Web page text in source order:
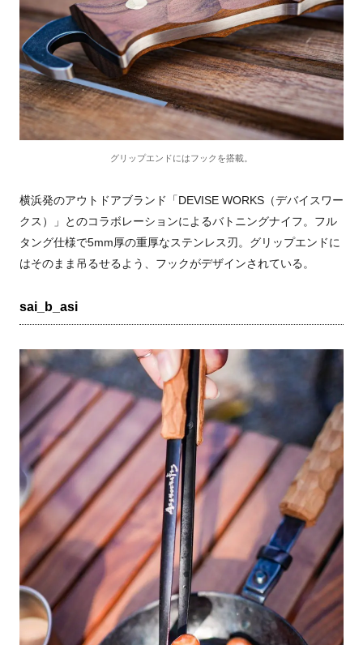
グリップエンドにはフックを搭載。
横浜発のアウトドアブランド「DEVISE WORKS （デバイスワー
クス）」とのコラボレーションによるバトニングナイフ。フル
タング仕様で5mm厚の重厚なステンレス刃。グリップエンドに
はそのまま吊るせるよう、フックがデザインされている。
sai_b_asi